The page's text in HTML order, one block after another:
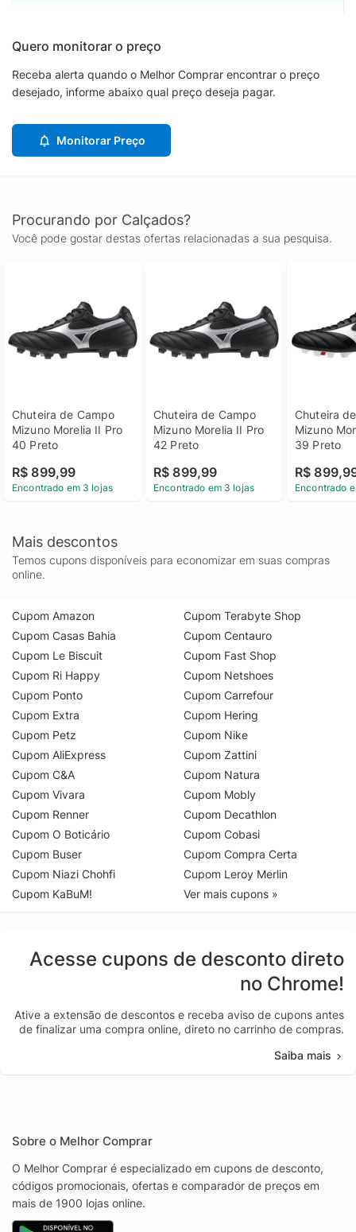
Quero monitorar o preço
Receba alerta quando o Melhor Comprar encontrar o preço
desejado, informe abaixo qual preço deseja pagar.
Monitorar Preço
Procurando por Calçados?
Você pode gostar destas ofertas relacionadas a sua pesquisa.
Chuteira de Campo
Mizuno Morelia II Pro
40 Preto
R$ 899,99
Encontrado em 3 lojas
Chuteira de Campo
Mizuno Morelia II Pro
42 Preto
R$ 899,99
Encontrado em 3 lojas
Chuteira
Mizuno
39 Preto
R$
Encontrado
Mais descontos
Temos cupons disponíveis para economizar em suas compras
online.
Cupom Amazon
Cupom Casas Bahia
Cupom Le Biscuit
Cupom Ri Happy
Cupom Ponto
Cupom Extra
Cupom Petz
Cupom AliExpress
Cupom C&A
Cupom Vivara
Cupom Renner
Cupom O Boticário
Cupom Buser
Cupom Niazi Chohfi
Cupom KaBuM!
Cupom Terabyte Shop
Cupom Centauro
Cupom Fast Shop
Cupom Netshoes
Cupom Carrefour
Cupom Hering
Cupom Nike
Cupom Zattini
Cupom Natura
Cupom Mobly
Cupom Decathlon
Cupom Cobasi
Cupom Compra Certa
Cupom Leroy Merlin
Ver mais cupons »
Acesse cupons de desconto direto
no Chrome!
Ative a extensão de descontos e receba aviso de cupons antes
de finalizar uma compra online, direto no carrinho de compras.
Saiba mais
Sobre o Melhor Comprar
O Melhor Comprar é especializado em cupons de desconto,
códigos promocionais, ofertas e comparador de preços em
mais de 1900 lojas online.